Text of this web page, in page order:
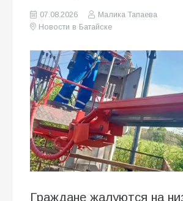
07.08.2026
Малика Тапаева
Новости в Батайске
Граждане жалуются на